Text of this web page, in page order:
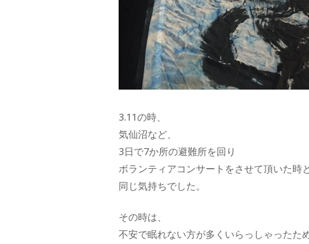
3.11の時、
気仙沼など、
3日で7か所の避難所を回り
ボランティアコンサートをさせて頂いた時
同じ気持ちでした。
その時は、
不安で眠れない方が多くいらっしゃったた